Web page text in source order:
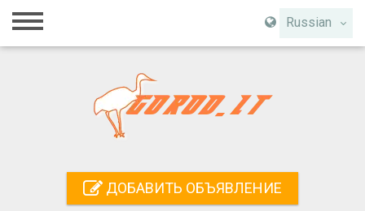
Russian
Главная
Регистрация
Поиск
ДОБАВИТЬ ОБЪЯВЛЕНИЕ